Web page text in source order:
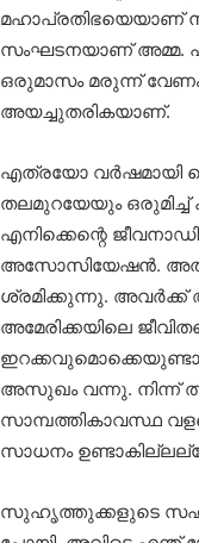
മഹാപ്രതിഭയെയാണ്
സംഘടനയാണ് അമ്മ.
ഒരുമാസം മരുന്ന്
അയച്ചുതരികയാണ്.
എത്രയോ വർഷമായി
തലമുറയേയും
എനിക്കെന്റെ
അസോസിയേഷൻ.
ശ്രമിക്കുന്നു. അവർക്ക്
അമേരിക്കയിലെ
അസുഖം വന്നു. നിന്ന്
സാമ്പത്തികാവസ്ഥ
സാധനം
സുഹൃത്തുക്കളുടെ